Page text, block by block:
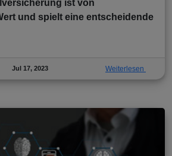
ist von
und spielt eine entscheidende
Jul 17, 2023 Weiterlesen